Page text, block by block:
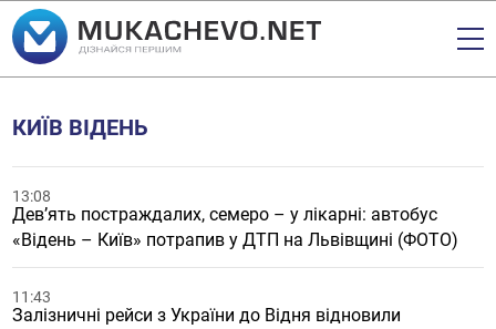
КИЇВ ВІДЕНЬ
13:08
Девʼять постраждалих, семеро – у лікарні: автобус
«Відень – Київ» потрапив у ДТП на Львівщині (ФОТО)
11:43
Залізничні рейси з України до Відня відновили